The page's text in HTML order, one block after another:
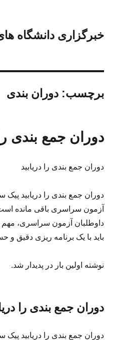
خبرگزاری دانشگاه
برچسب:دوران بندی
دوران جمع بندی را
دوران جمع بندی را دریابید
دوران جمع بندی را دریابید
آزمون سراسری باقی مانده
داوطلبان آزمون سراسری،
باید با یک برنامه ریزی دقیق
نوشته اولین بار در پدیدار شد.
دوران جمع بندی را
دوران جمع بندی را دریابید